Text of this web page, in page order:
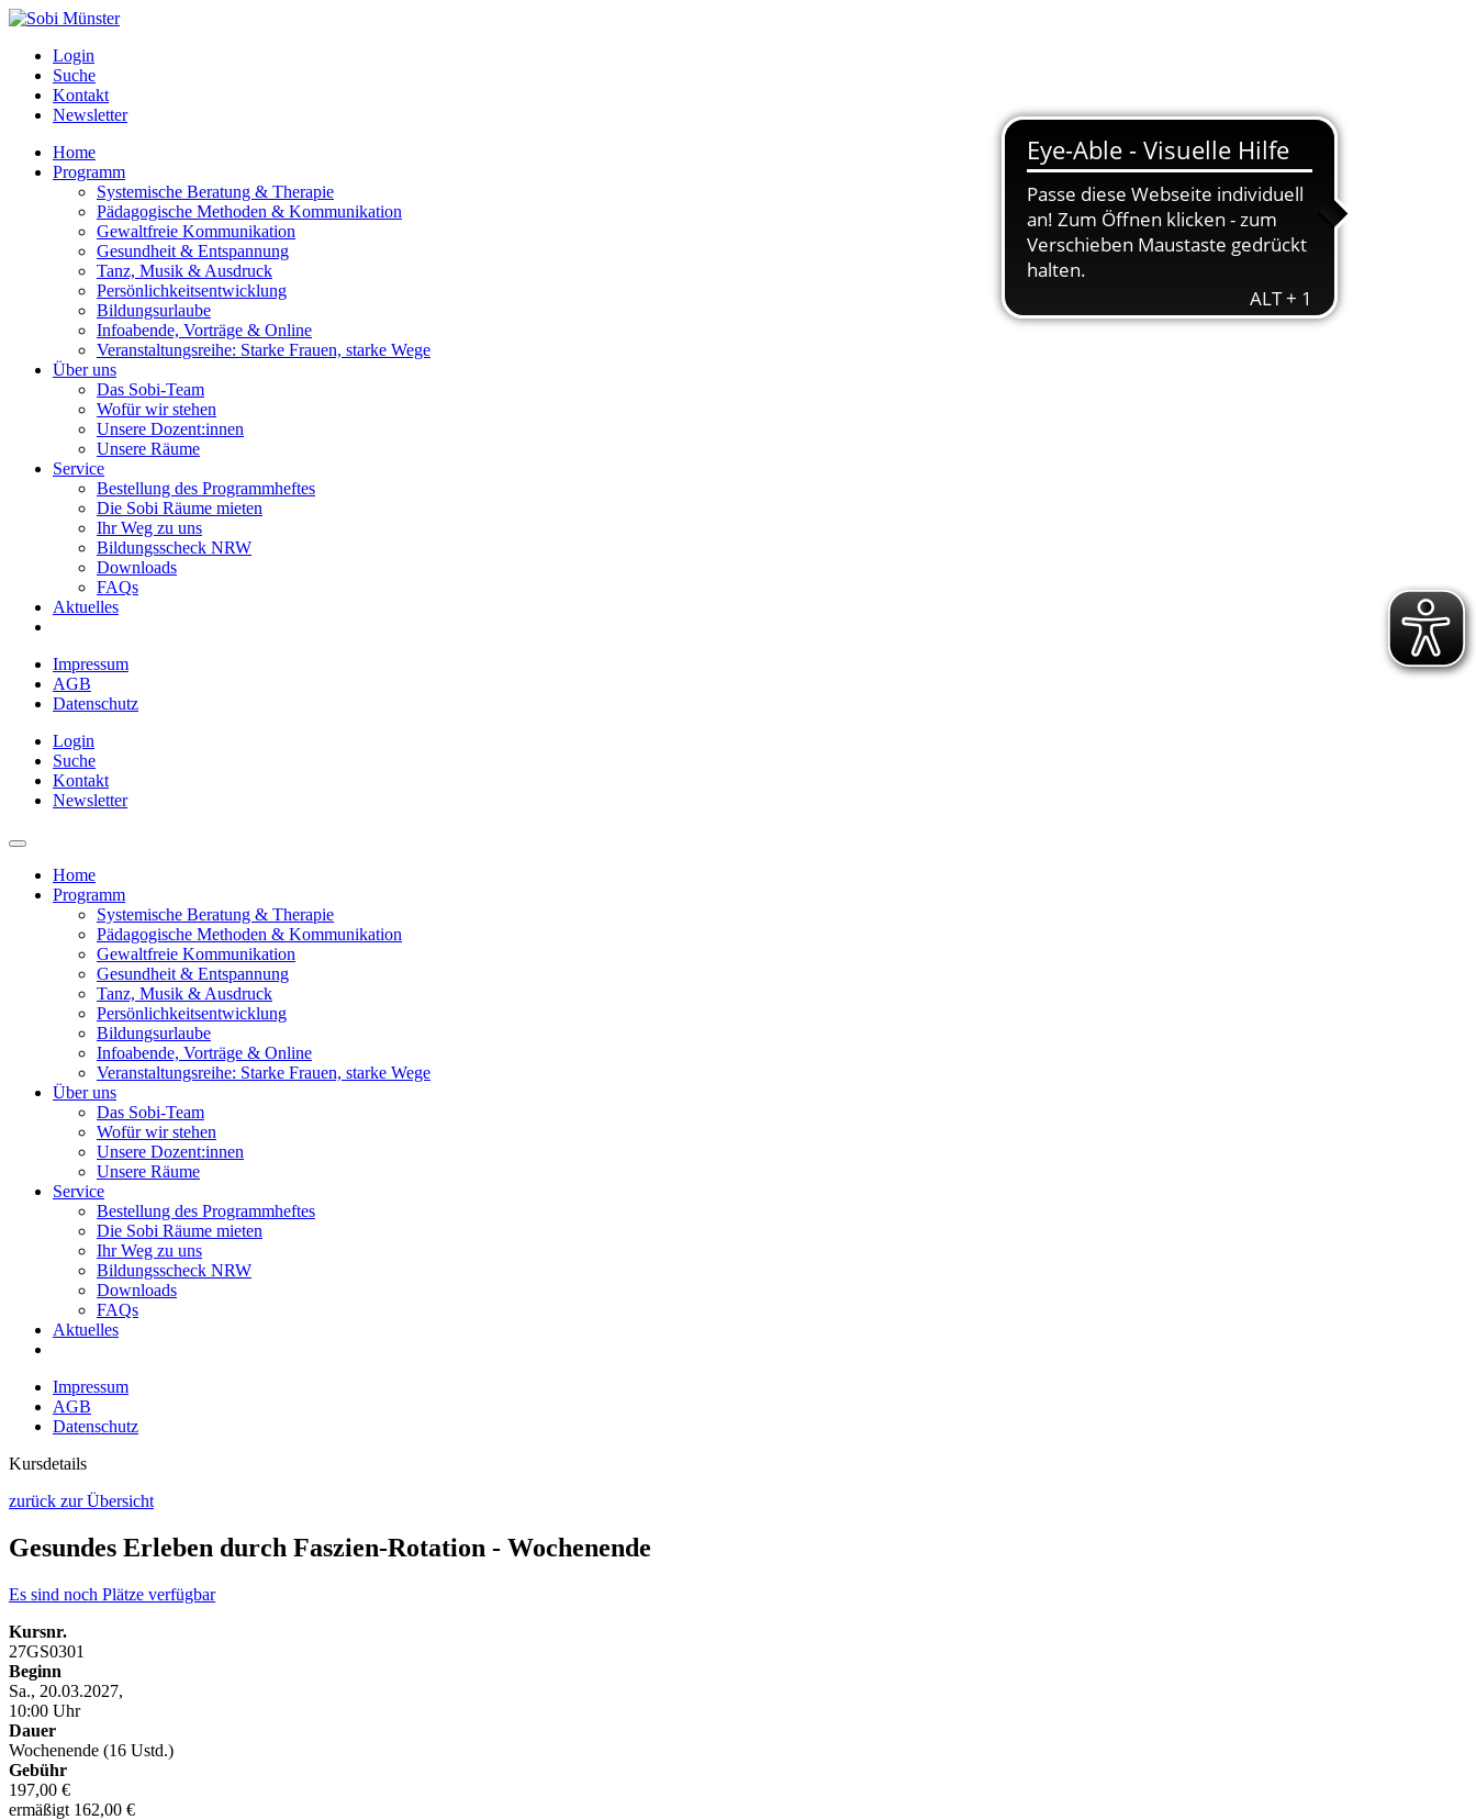
Login
Suche
Kontakt
Newsletter
Home
Programm
Systemische Beratung & Therapie
Pädagogische Methoden & Kommunikation
Gewaltfreie Kommunikation
Gesundheit & Entspannung
Tanz, Musik & Ausdruck
Persönlichkeitsentwicklung
Bildungsurlaube
Infoabende, Vorträge & Online
Veranstaltungsreihe: Starke Frauen, starke Wege
Über uns
Das Sobi-Team
Wofür wir stehen
Unsere Dozent:innen
Unsere Räume
Service
Bestellung des Programmheftes
Die Sobi Räume mieten
Ihr Weg zu uns
Bildungsscheck NRW
Downloads
FAQs
Aktuelles
Impressum
AGB
Datenschutz
Login
Suche
Kontakt
Newsletter
Home
Programm
Systemische Beratung & Therapie
Pädagogische Methoden & Kommunikation
Gewaltfreie Kommunikation
Gesundheit & Entspannung
Tanz, Musik & Ausdruck
Persönlichkeitsentwicklung
Bildungsurlaube
Infoabende, Vorträge & Online
Veranstaltungsreihe: Starke Frauen, starke Wege
Über uns
Das Sobi-Team
Wofür wir stehen
Unsere Dozent:innen
Unsere Räume
Service
Bestellung des Programmheftes
Die Sobi Räume mieten
Ihr Weg zu uns
Bildungsscheck NRW
Downloads
FAQs
Aktuelles
Impressum
AGB
Datenschutz
Kursdetails
zurück zur Übersicht
Gesundes Erleben durch Faszien-Rotation - Wochenende
Es sind noch Plätze verfügbar
Kursnr.
27GS0301
Beginn
Sa., 20.03.2027,
10:00 Uhr
Dauer
Wochenende (16 Ustd.)
Gebühr
197,00 €
ermäßigt 162,00 €